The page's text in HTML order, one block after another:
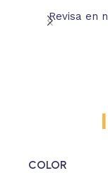
Revisa en
COLOR